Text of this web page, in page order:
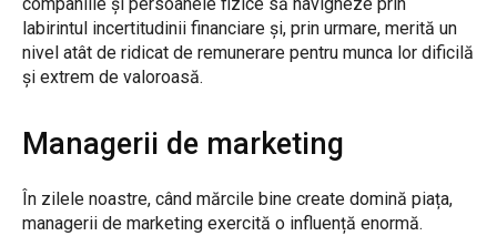
labirintul incertitudinii financiare și, prin urmare, merită un
nivel atât de ridicat de remunerare pentru munca lor dificilă
și extrem de valoroasă.
Managerii de marketing
În zilele noastre, când mărcile bine create domină piața,
managerii de marketing exercită o influență enormă.